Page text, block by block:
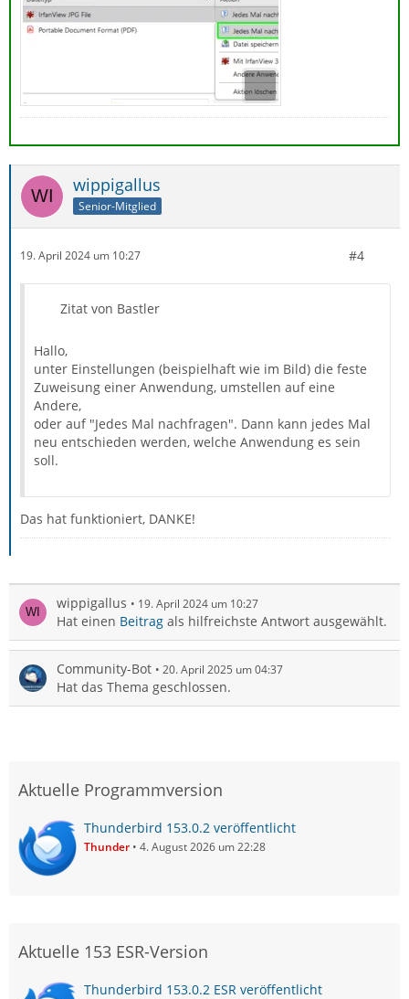
wippigallus
Senior-Mitglied
19. April 2024 um 10:27 #4
Zitat von Bastler
Hallo,
unter Einstellungen (beispielhaft wie im Bild) die feste
Zuweisung einer Anwendung, umstellen auf eine
Andere,
oder auf "Jedes Mal nachfragen". Dann kann jedes Mal
neu entschieden werden, welche Anwendung es sein
soll.
Das hat funktioniert, DANKE!
wippigallus 19. April 2024 um 10:27
Hat einen Beitrag als hilfreichste Antwort ausgewählt.
Community-Bot 20. April 2025 um 04:37
Hat das Thema geschlossen.
Aktuelle Programmversion
Thunderbird 153.0.2 veröffentlicht
Thunder 4. August 2026 um 22:28
Aktuelle 153 ESR-Version
Thunderbird 153.0.2 ESR veröffentlicht